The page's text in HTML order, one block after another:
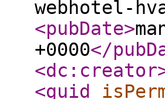
webhotel-
<pubDate>
+0000</
<dc:creator
<guid